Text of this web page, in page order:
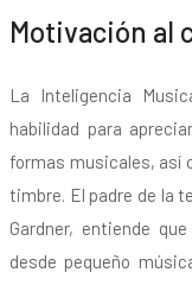
Motivación al
La Inteligencia
habilidad para
formas musicales, así
timbre. El padre de la
Gardner, entiende
desde pequeño